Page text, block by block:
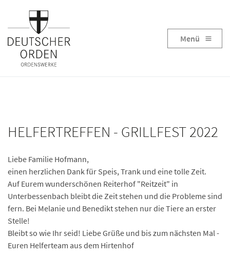
Menü
HELFERTREFFEN - GRILLFEST 2022
Liebe Familie Hofmann,
einen herzlichen Dank für Speis, Trank und eine tolle Zeit.
Auf Eurem wunderschönen Reiterhof "Reitzeit" in
Unterbessenbach bleibt die Zeit stehen und die Probleme sind
fern. Bei Melanie und Benedikt stehen nur die Tiere an erster
Stelle!
Bleibt so wie Ihr seid! Liebe Grüße und bis zum nächsten Mal -
Euren Helferteam aus dem Hirtenhof